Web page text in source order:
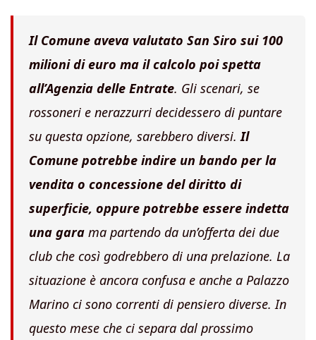
Il Comune aveva valutato San Siro sui 100
milioni di euro ma il calcolo poi spetta
all’Agenzia delle Entrate. Gli scenari, se
rossoneri e nerazzurri decidessero di puntare
su questa opzione, sarebbero diversi.Il
Comune potrebbe indire un bando per la
vendita o concessione del diritto di
superficie, oppure potrebbe essere indetta
una gara ma partendo da un’offerta dei due
club che così godrebbero di una prelazione. La
situazione è ancora confusa e anche a Palazzo
Marino ci sono correnti di pensiero diverse. In
questo mese che ci separa dal prossimo